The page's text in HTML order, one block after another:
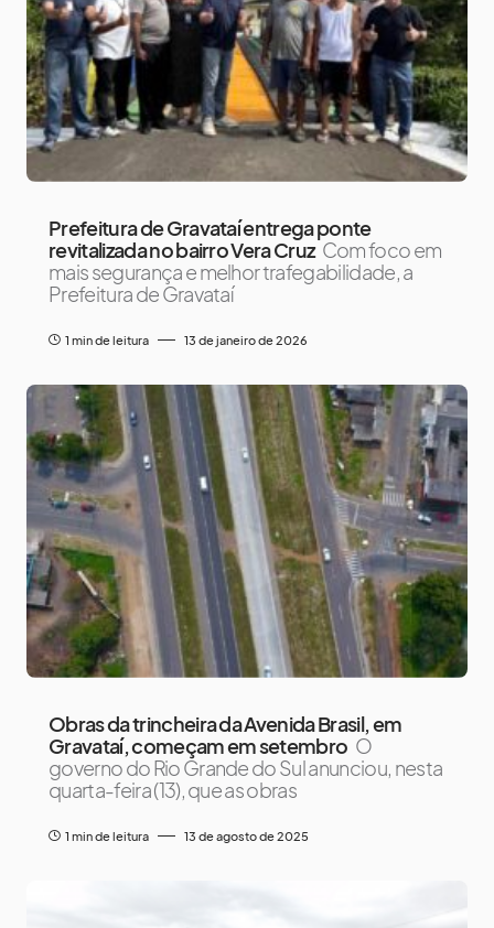
Prefeitura de Gravataí entrega ponte
revitalizada no bairro Vera Cruz Com foco em
mais segurança e melhor trafegabilidade, a
Prefeitura de Gravataí
1 min de leitura 13 de janeiro de 2026
Obras da trincheira da Avenida Brasil, em
Gravataí, começam em setembro O
governo do Rio Grande do Sul anunciou, nesta
quarta-feira (13), que as obras
1 min de leitura 13 de agosto de 2025